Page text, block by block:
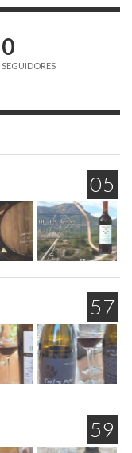
0
SEGUIDORES
05
57
59